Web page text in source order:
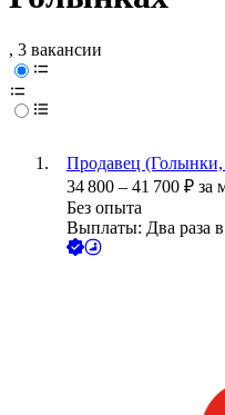
, 3 вакансии
Продавец
34 800 – 41 700 ₽ за
Без опыта
Выплаты: Два раза